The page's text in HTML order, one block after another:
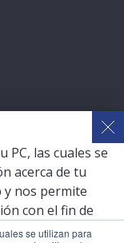
se utilizan para
PC, las cuales se
acerca de tu
nos permite
con el fin de
navegación y